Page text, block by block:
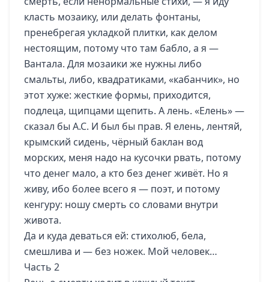
класть мозаику, или делать фонтаны,
пренебрегая укладкой плитки, как делом
нестоящим, потому что там бабло, а я —
Вантала. Для мозаики же нужны либо
смальты, либо, квадратиками, «кабанчик», но
этот хуже: жесткие формы, приходится,
подлеца, щипцами щепить. А лень. «Елень» —
сказал бы А.С. И был бы прав. Я елень, лентяй,
крымский сидень, чёрный баклан вод
морских, меня надо на кусочки рвать, потому
что денег мало, а кто без денег живёт. Но я
живу, ибо более всего я — поэт, и потому
кенгуру: ношу смерть со словами внутри
живота.
Да и куда деваться ей: стихолюб, бела,
смешлива и — без ножек. Мой человек…
Часть 2